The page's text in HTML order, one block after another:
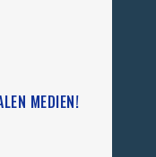
MEDIEN!